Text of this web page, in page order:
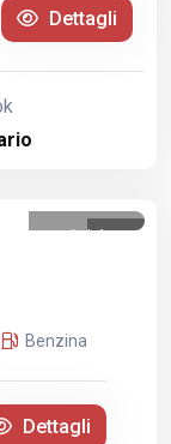
Dettagli
1 /1
Benzina
Dettagli